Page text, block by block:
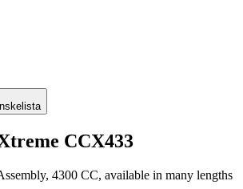
CCX433
4300 CC, available in many lengths